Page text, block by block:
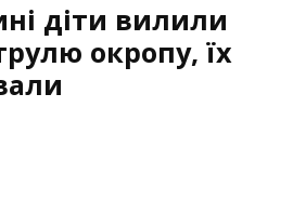
діти вилили
окропу, їх